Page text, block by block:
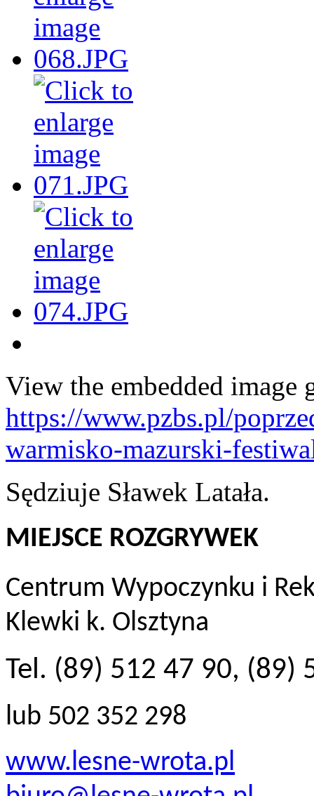
View the embedded image
https://www.pzbs.pl/
warmisko-mazurski-
Sędziuje Sławek Latała.
MIEJSCE ROZGRYWEK
Centrum Wypoczynku i
Klewki k. Olsztyna
Tel. (89) 512 47 90, (89)
lub 502 352 298
www.lesne-wrota.pl